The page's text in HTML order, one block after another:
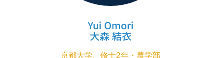
Yui Omori
大森 結衣
京都大学、修士2年・農学部